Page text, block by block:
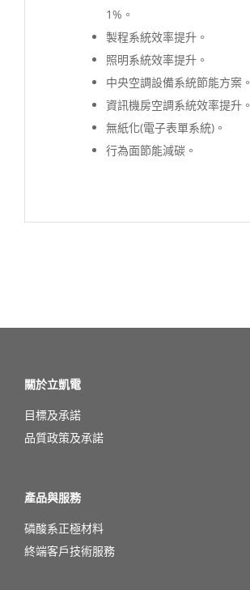
1%。
製程系統效率提升。
照明系統效率提升。
中央空調設備系統節能方案。
資訊機房空調系統效率提升。
無紙化(電子表單系統)。
行為面節能減碳。
關於立凱電
目標及承諾
品質政策及承諾
產品與服務
磷酸系正極材料
終端客戶技術服務